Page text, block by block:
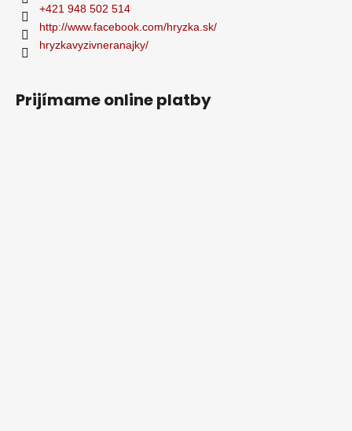
+421 948 502 514
http://www.facebook.com/hryzka.sk/
hryzkavyzivneranajky/
Prijímame online platby